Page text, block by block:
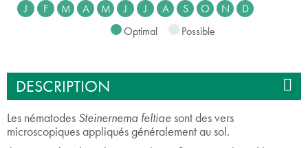
J F M A M J J A S O N
D
Optimal
Possible
DESCRIPTION
Les nématodes Steinernema feltiaesont des vers
microscopiques appliqués généralement au sol.